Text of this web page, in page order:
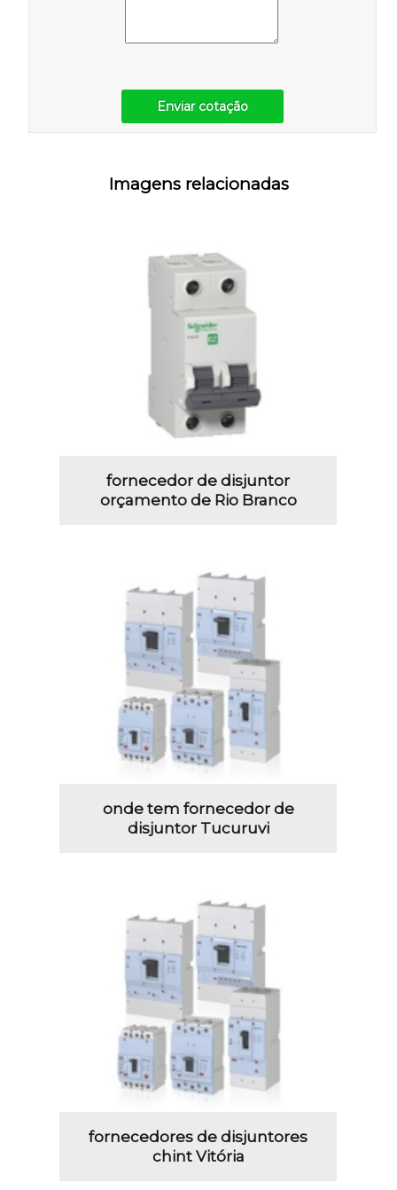
Enviar cotação
Imagens relacionadas
fornecedor de disjuntor
orçamento de Rio Branco
onde tem fornecedor de
disjuntor Tucuruvi
fornecedores de disjuntores
chint Vitória